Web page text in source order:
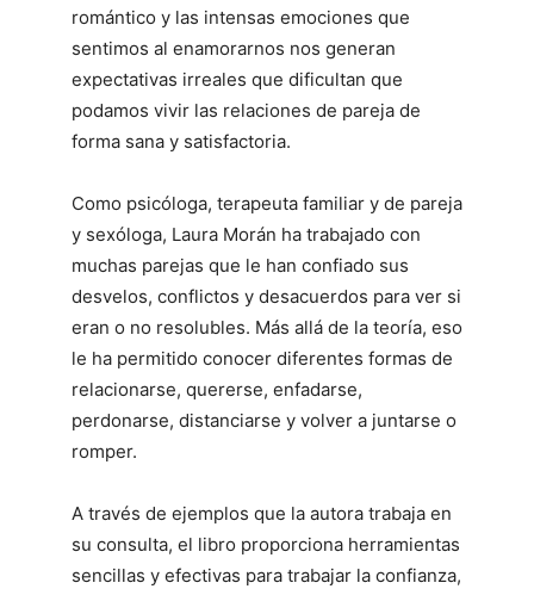
romántico y las intensas emociones que
sentimos al enamorarnos nos generan
expectativas irreales que dificultan que
podamos vivir las relaciones de pareja de
forma sana y satisfactoria.
Como psicóloga, terapeuta familiar y de pareja
y sexóloga, Laura Morán ha trabajado con
muchas parejas que le han confiado sus
desvelos, conflictos y desacuerdos para ver si
eran o no resolubles. Más allá de la teoría, eso
le ha permitido conocer diferentes formas de
relacionarse, quererse, enfadarse,
perdonarse, distanciarse y volver a juntarse o
romper.
A través de ejemplos que la autora trabaja en
su consulta, el libro proporciona herramientas
sencillas y efectivas para trabajar la confianza,